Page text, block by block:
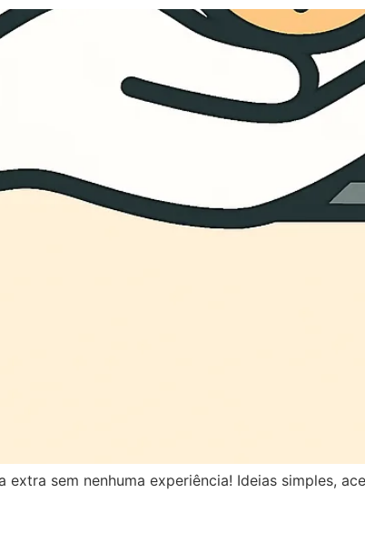
extra sem nenhuma experiência! Ideias simples,